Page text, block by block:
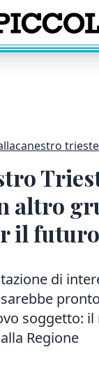
trieste
altro
il futuro
di
soggetto: il
Regione